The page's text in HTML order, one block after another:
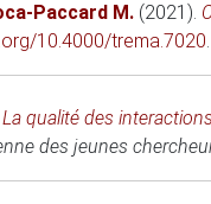
Paccard M. (2021).
10.4000/trema.7020.
La qualité des
des jeunes